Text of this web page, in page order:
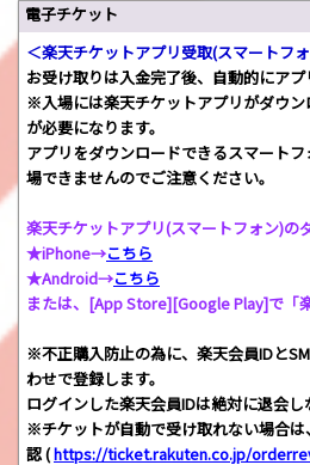
電子チケット
＜楽天チケットアプリ受取(スマートフ
お受け取りは入金完了後、自動的にアプ
※入場には楽天チケットアプリがダウ
が必要になります。
アプリをダウンロードできるスマート
場できませんのでご注意ください。
楽天チケットアプリ(スマートフォン)の
★iPhone→こちら
★Android→こちら
または、[App Store][Google Play]で「
※不正購入防止の為に、楽天会員IDと
わせで登録します。
ログインした楽天会員IDは絶対に退会し
※チケットが自動で受け取れない場合
認 (https://ticket.rakuten.co.jp/